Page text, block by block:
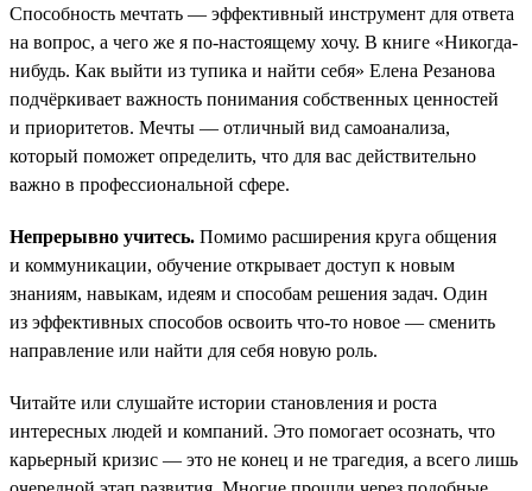
Способность мечтать — эффективный инструмент для ответа
на вопрос, а чего же я по-настоящему хочу. В книге «Никогда-
нибудь. Как выйти из тупика и найти себя» Елена Резанова
подчёркивает важность понимания собственных ценностей
и приоритетов. Мечты — отличный вид самоанализа,
который поможет определить, что для вас действительно
важно в профессиональной сфере.
Непрерывно учитесь. Помимо расширения круга общения
и коммуникации, обучение открывает доступ к новым
знаниям, навыкам, идеям и способам решения задач. Один
из эффективных способов освоить что-то новое — сменить
направление или найти для себя новую роль.
Читайте или слушайте истории становления и роста
интересных людей и компаний. Это помогает осознать, что
карьерный кризис — это не конец и не трагедия, а всего лишь